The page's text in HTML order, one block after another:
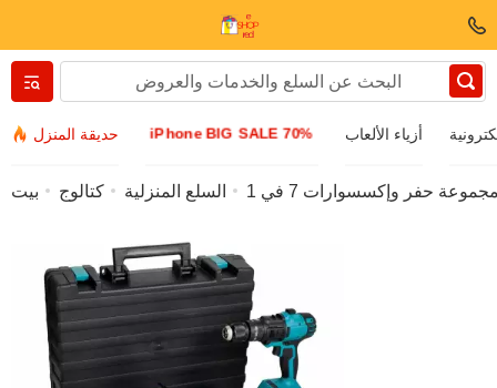
حديقة المنزل iPhone BIG SALE 70% أزياء الألعاب
Вернуться назад
بيت كتالوج السلع المنزلية